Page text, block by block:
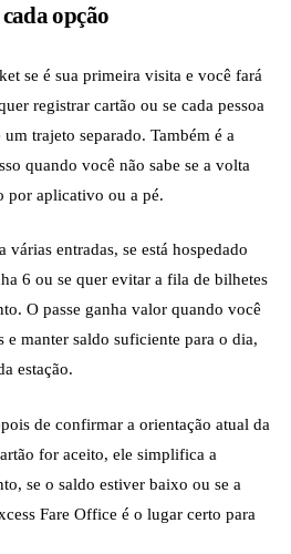
opção
se é sua primeira visita e você fará
registrar cartão ou se cada pessoa
trajeto separado. Também é a
quando você não sabe se a volta
por aplicativo ou a pé.
várias entradas, se está hospedado
6 ou se quer evitar a fila de bilhetes
O passe ganha valor quando você
e manter saldo suficiente para o dia,
estação.
de confirmar a orientação atual da
for aceito, ele simplifica a
se o saldo estiver baixo ou se a
Fare Office é o lugar certo para